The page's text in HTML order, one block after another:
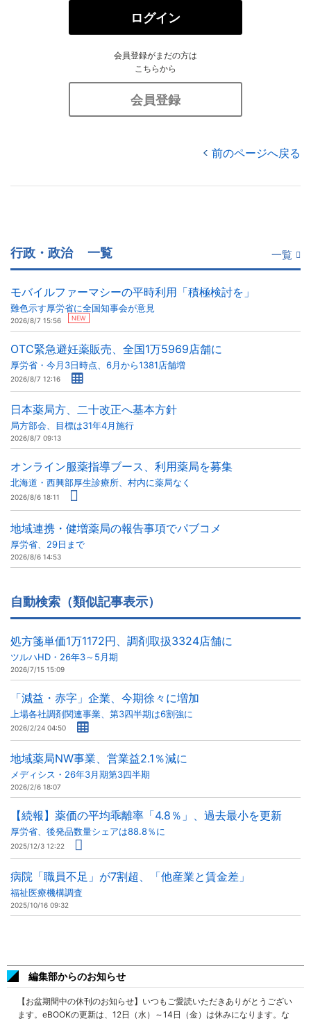
ログイン
会員登録がまだの方は
こちらから
会員登録
前のページへ戻る
行政・政治 一覧 一覧
モバイルファーマシーの平時利用「積極検討を」
難色示す厚労省に全国知事会が意見
2026/8/7 15:56 NEW
OTC緊急避妊薬販売、全国1万5969店舗に
厚労省・今月3日時点、6月から1381店舗増
2026/8/7 12:16
日本薬局方、二十改正へ基本方針
局方部会、目標は31年4月施行
2026/8/7 09:13
オンライン服薬指導ブース、利用薬局を募集
北海道・西興部厚生診療所、村内に薬局なく
2026/8/6 18:11
地域連携・健増薬局の報告事項でパブコメ
厚労省、29日まで
2026/8/6 14:53
自動検索（類似記事表示）
処方箋単価1万1172円、調剤取扱3324店舗に
ツルハHD・26年3～5月期
2026/7/15 15:09
「減益・赤字」企業、今期徐々に増加
上場各社調剤関連事業、第3四半期は6割強に
2026/2/24 04:50
地域薬局NW事業、営業益2.1％減に
メディシス・26年3月期第3四半期
2026/2/6 18:07
【続報】薬価の平均乖離率「4.8％」、過去最小を更新
厚労省、後発品数量シェアは88.8％に
2025/12/3 12:22
病院「職員不足」が7割超、「他産業と賃金差」
福祉医療機構調査
2025/10/16 09:32
編集部からのお知らせ
【お盆期間中の休刊のお知らせ】いつもご愛読いただきありがとうござい
ます。eBOOKの更新は、12日（水）～14日（金）は休みになります。な